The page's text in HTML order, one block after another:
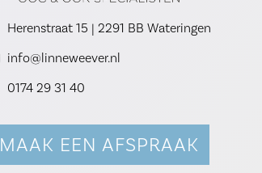
Herenstraat 15 | 2291 BB Wateringen
info@linneweever.nl
0174 29 31 40
MAAK EEN AFSPRAAK